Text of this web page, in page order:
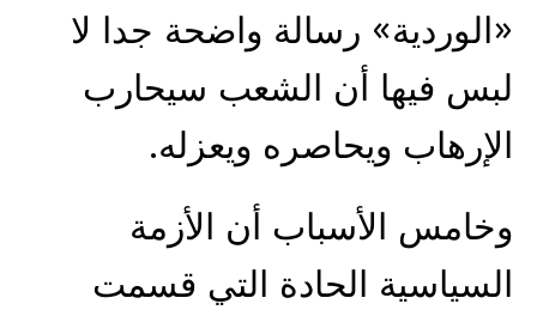
«الوردية» رسالة واضحة جدا لا
لبس فيها أن الشعب سيحارب
الإرهاب ويحاصره ويعزله.
وخامس الأسباب أن الأزمة
السياسية الحادة التي قسمت